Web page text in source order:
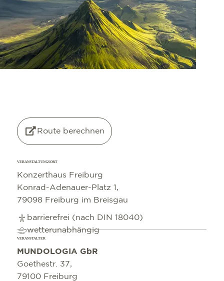
Route berechnen
VERANSTALTUNGSORT
Konzerthaus Freiburg
Konrad-Adenauer-Platz 1,
79098 Freiburg im Breisgau
barrierefrei (nach DIN 18040)
wetterunabhängig
VERANSTALTER
MUNDOLOGIA GbR
Goethestr. 37,
79100 Freiburg